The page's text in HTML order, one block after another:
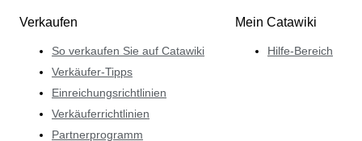
Verkaufen
So verkaufen Sie auf Catawiki
Verkäufer-Tipps
Einreichungsrichtlinien
Verkäuferrichtlinien
Partnerprogramm
Mein Catawiki
Hilfe-Bereich